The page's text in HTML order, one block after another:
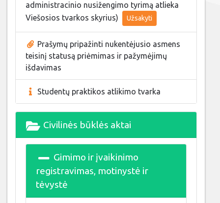
administracinio nusižengimo tyrimą atlieka
Viešosios tvarkos skyrius)
Užsakyti
Prašymų pripažinti nukentėjusio asmens
teisinį statusą priėmimas ir pažymėjimų
išdavimas
Studentų praktikos atlikimo tvarka
Civilinės būklės aktai
Gimimo ir įvaikinimo
registravimas, motinystė ir
tėvystė